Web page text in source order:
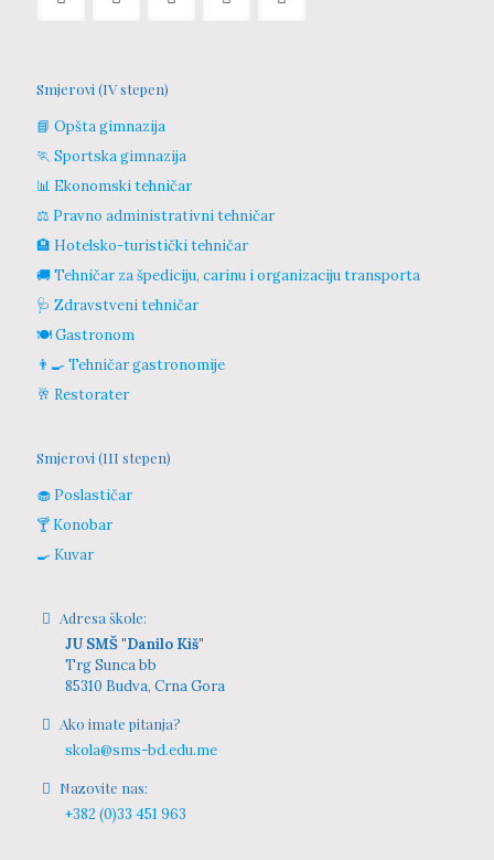
Smjerovi (IV stepen)
📘 Opšta gimnazija
🏃 Sportska gimnazija
📊 Ekonomski tehničar
⚖️ Pravno administrativni tehničar
🏨 Hotelsko-turistički tehničar
🚚 Tehničar za špediciju, carinu i organizaciju transporta
🩺 Zdravstveni tehničar
🍽️ Gastronom
👨‍🍳 Tehničar gastronomije
🥂 Restorater
Smjerovi (III stepen)
🧁 Poslastičar
🍸 Konobar
🍳 Kuvar
Adresa škole:
JU SMŠ "Danilo Kiš"
Trg Sunca bb
85310 Budva, Crna Gora
Ako imate pitanja?
skola@sms-bd.edu.me
Nazovite nas:
+382 (0)33 451 963